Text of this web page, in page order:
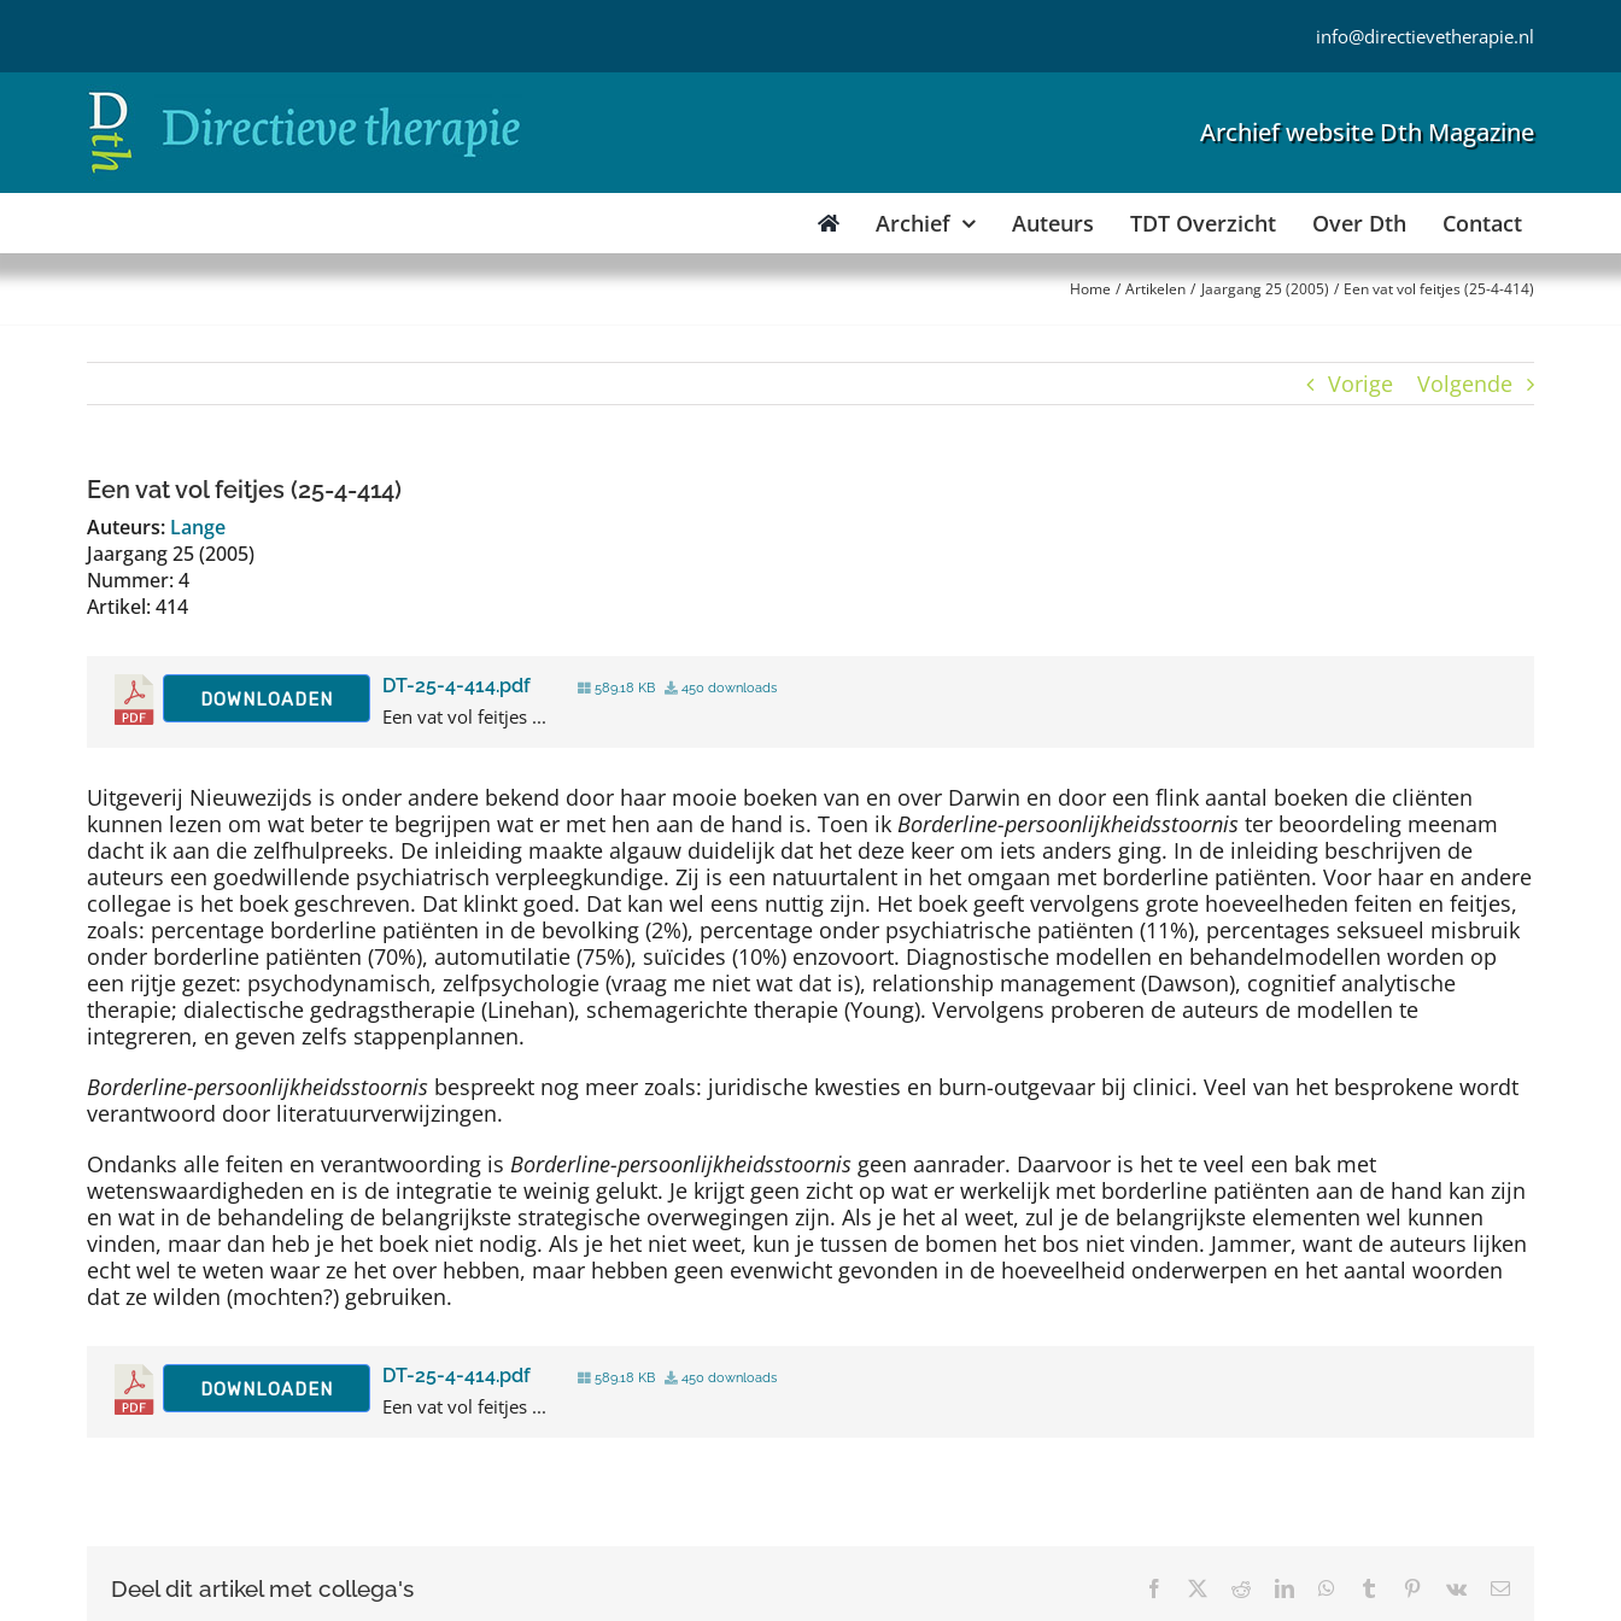
inhoud
info@directievetherapie.nl
Archief website Dth Magazine
Archief Auteurs TDT Overzicht Over Dth Contact
Home Artikelen Jaargang 25 (2005) Een vat vol feitjes (25-4-414)
Vorige Volgende
Een vat vol feitjes (25-4-414)
Auteurs: Lange
Jaargang 25 (2005)
Nummer: 4
Artikel: 414
DOWNLOADEN
DT-25-4-414.pdf 589.18 KB 450 downloads
Een vat vol feitjes ...
Uitgeverij Nieuwezijds is onder andere bekend door haar mooie boeken van en over Darwin en door een flink aantal boeken die cliënten
kunnen lezen om wat beter te begrijpen wat er met hen aan de hand is. Toen ik Borderline-persoonlijkheidsstoornis ter beoordeling meenam
dacht ik aan die zelfhulpreeks. De inleiding maakte algauw duidelijk dat het deze keer om iets anders ging. In de inleiding beschrijven de
auteurs een goedwillende psychiatrisch verpleegkundige. Zij is een natuurtalent in het omgaan met borderline patiënten. Voor haar en andere
collegae is het boek geschreven. Dat klinkt goed. Dat kan wel eens nuttig zijn. Het boek geeft vervolgens grote hoeveelheden feiten en feitjes,
zoals: percentage borderline patiënten in de bevolking (2%), percentage onder psychiatrische patiënten (11%), percentages seksueel misbruik
onder borderline patiënten (70%), automutilatie (75%), suïcides (10%) enzovoort. Diagnostische modellen en behandelmodellen worden op
een rijtje gezet: psychodynamisch, zelfpsychologie (vraag me niet wat dat is), relationship management (Dawson), cognitief analytische
therapie; dialectische gedragstherapie (Linehan), schemagerichte therapie (Young). Vervolgens proberen de auteurs de modellen te
integreren, en geven zelfs stappenplannen.
Borderline-persoonlijkheidsstoornis bespreekt nog meer zoals: juridische kwesties en burn-outgevaar bij clinici. Veel van het besprokene wordt
verantwoord door literatuurverwijzingen.
Ondanks alle feiten en verantwoording is Borderline-persoonlijkheidsstoornis geen aanrader. Daarvoor is het te veel een bak met
wetenswaardigheden en is de integratie te weinig gelukt. Je krijgt geen zicht op wat er werkelijk met borderline patiënten aan de hand kan zijn
en wat in de behandeling de belangrijkste strategische overwegingen zijn. Als je het al weet, zul je de belangrijkste elementen wel kunnen
vinden, maar dan heb je het boek niet nodig. Als je het niet weet, kun je tussen de bomen het bos niet vinden. Jammer, want de auteurs lijken
echt wel te weten waar ze het over hebben, maar hebben geen evenwicht gevonden in de hoeveelheid onderwerpen en het aantal woorden
dat ze wilden (mochten?) gebruiken.
DOWNLOADEN
DT-25-4-414.pdf 589.18 KB 450 downloads
Een vat vol feitjes ...
Deel dit artikel met collega's Facebook RedditLinkedInWhatsApp
Tumblr Pinterest
Vk
E-